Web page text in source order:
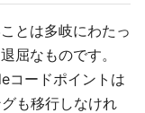
とは多岐にわたっ
屈なものです。
コードポイントは
も移行しなけれ